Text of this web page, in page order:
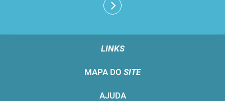
LINKS
MAPA DO SITE
AJUDA